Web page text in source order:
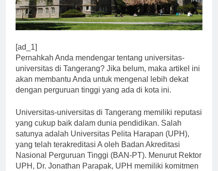
[ad_1]
Pernahkah Anda mendengar tentang universitas-
universitas di Tangerang? Jika belum, maka artikel ini
akan membantu Anda untuk mengenal lebih dekat
dengan perguruan tinggi yang ada di kota ini.
Universitas-universitas di Tangerang memiliki reputasi
yang cukup baik dalam dunia pendidikan. Salah
satunya adalah Universitas Pelita Harapan (UPH),
yang telah terakreditasi A oleh Badan Akreditasi
Nasional Perguruan Tinggi (BAN-PT). Menurut Rektor
UPH, Dr. Jonathan Parapak, UPH memiliki komitmen